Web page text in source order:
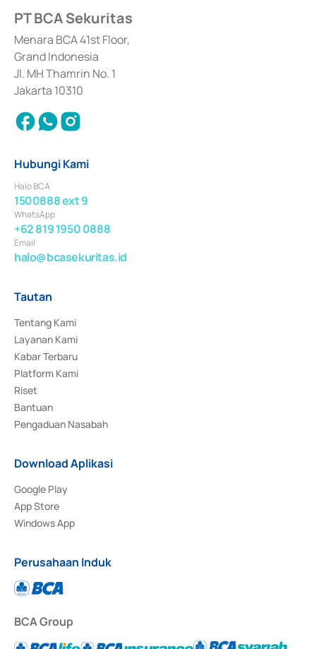
Sertifikat Deposito di Pasar Uang yang izinnya diterbitkan pada tahun 2017
dan izin usaha lainnya dari Bank Indonesia sebagai Lembaga Pendukung
Penerbitan, Transaksi, serta Penatausahaan dan Penyelesaian Transaksi
Surat Berharga Komersial yang izinnya diterbitkan pada tahun 2018.
PT BCA Sekuritas
Menara BCA 41st Floor,
Grand Indonesia
Jl. MH Thamrin No. 1
Jakarta 10310
Hubungi Kami
Halo BCA
1500888 ext 9
WhatsApp
+62 819 1950 0888
Email
halo@bcasekuritas.id
Tautan
Tentang Kami
Layanan Kami
Kabar Terbaru
Platform Kami
Riset
Bantuan
Pengaduan Nasabah
Download Aplikasi
Google Play
App Store
Windows App
Perusahaan Induk
BCA Group